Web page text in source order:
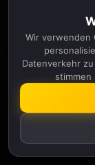
Genetik
Geschichte
Physik
Robotik
Weltraum
Technologie
Wir verwenden
Datenverkehr
stimmen